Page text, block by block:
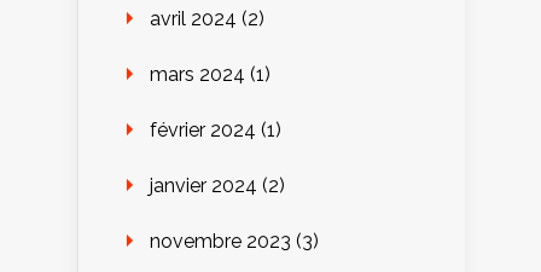
avril 2024 (2)
mars 2024 (1)
février 2024 (1)
janvier 2024 (2)
novembre 2023 (3)